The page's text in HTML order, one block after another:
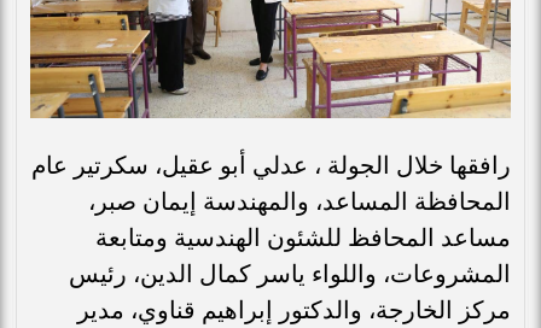
رافقها خلال الجولة ، عدلي أبو عقيل، سكرتير عام
المحافظة المساعد، والمهندسة إيمان صبر،
مساعد المحافظ للشئون الهندسية ومتابعة
المشروعات، واللواء ياسر كمال الدين، رئيس
مركز الخارجة، والدكتور إبراهيم قناوي، مدير